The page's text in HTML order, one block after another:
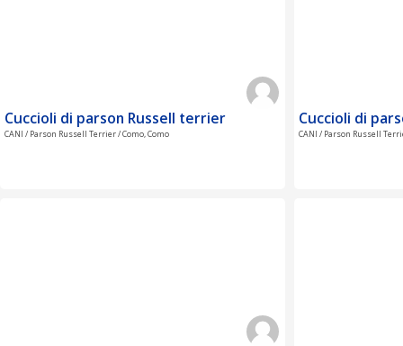
Cuccioli di parson Russell terrier
CANI / Parson Russell Terrier / Como, Como
Cuccioli di
CANI / Parson Russell